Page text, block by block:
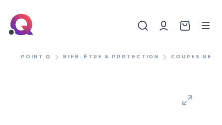
POINT Q BIEN-ÊTRE & PROTECTION COUPES